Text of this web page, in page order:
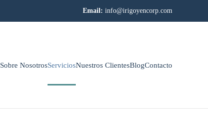
Email: info@irigoyencorp.com
Sobre NosotrosServiciosNuestros ClientesBlogContacto